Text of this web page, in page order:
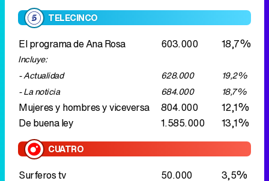
- La noticia
684.000 18,7%
Mujeres y hombres y viceversa 804.000
12,1%
De buena ley
1.585.000 13,1%
Surferos tv 50.000
3,5%
Lo mejor de Top Gear
66.000
2,5%
Alerta Cobra
78.000
2,6%
Alerta CobraLa sombra 142.000
4,4%
Alerta CobraEn la línea de fuego 187.000
5,3%
Las mañanas de Cuatro
307.000 5,4%